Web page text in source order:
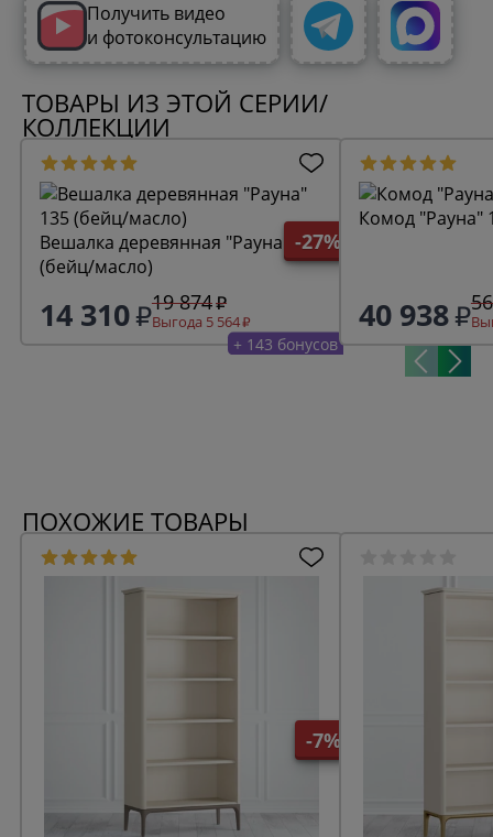
Получить видео
и фотоконсультацию
ТОВАРЫ ИЗ ЭТОЙ СЕРИИ/
КОЛЛЕКЦИИ
-27%
Вешалка деревянная "Рауна" 135
(бейц/масло)
14 310 19 874
Выгода 5 564
+ 143 бонусов
Комод "Рауна"
40 938
ПОХОЖИЕ ТОВАРЫ
-7%